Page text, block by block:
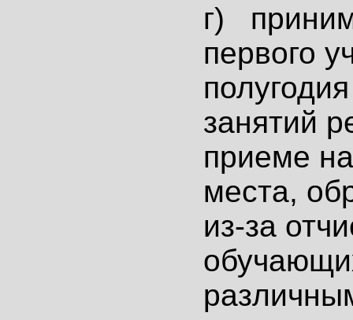
г)
первого
занятий
приеме
места,
из-за